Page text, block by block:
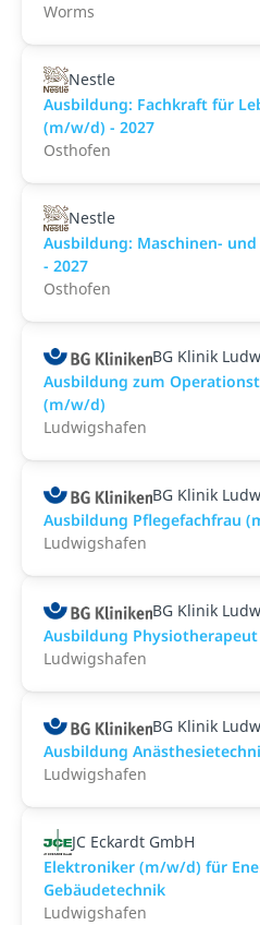
Worms
Nestle
Ausbildung: Fachkraft für
(m/w/d) - 2027
Osthofen
Nestle
Ausbildung: Maschinen-
- 2027
Osthofen
BG Klinik
Ausbildung zum
(m/w/d)
Ludwigshafen
BG Klinik
Ausbildung Pflegefachfrau
Ludwigshafen
BG Klinik
Ausbildung
Ludwigshafen
BG Klinik
Ausbildung
Ludwigshafen
JC Eckardt GmbH
Elektroniker (m/w/d) für
Gebäudetechnik
Ludwigshafen